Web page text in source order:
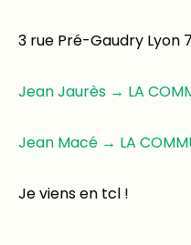
3 rue Pré-Gaudry Lyon 7
Jean Jaurès → LA
Jean Macé → LA
Je viens en tcl !